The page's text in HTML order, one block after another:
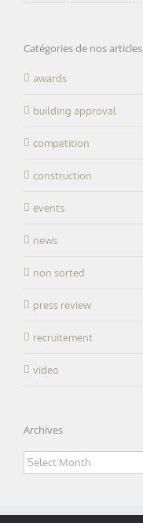
Catégories de nos articles
awards
building approval
competition
construction
events
news
non sorted
press review
recruitement
video
Archives
Archives